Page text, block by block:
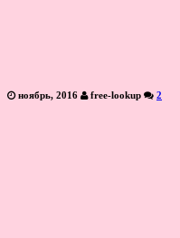
ноябрь, 2016 free-lookup 2